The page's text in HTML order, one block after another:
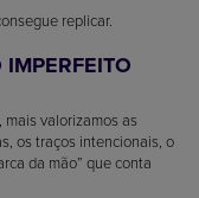
replicar.
valorizamos as
os traços intencionais, o
da mão” que conta